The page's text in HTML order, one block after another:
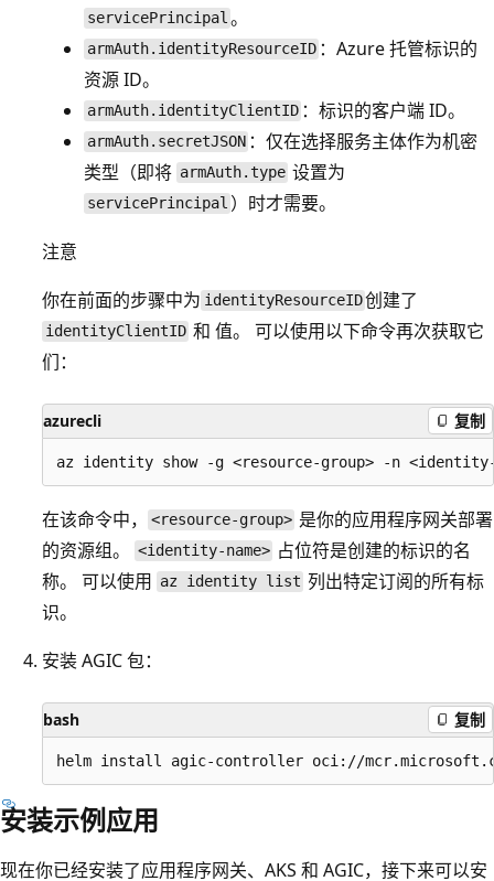
servicePrincipal 。
armAuth.identityResourceID ：Azure 托管标识的
资源 ID。
armAuth.identityClientID ：标识的客户端 ID。
armAuth.secretJSON ：仅在选择服务主体作为机密
类型（即将 armAuth.type 设置为
servicePrincipal ）时才需要。
注意
你在前面的步骤中为 identityResourceID创建了
identityClientID 和值。 可以使用以下命令再次获取它
们：
azurecli 复制
在该命令中， <resource-group> 是你的应用程序网关部署
的资源组。
<identity-name> 占位符是创建的标识的名
称。 可以使用 az identity list 列出特定订阅的所有标
识。
安装 AGIC 包：
bash 复制
安装示例应用
现在你已经安装了应用程序网关、AKS 和 AGIC，接下来可以安